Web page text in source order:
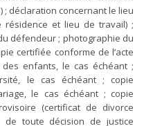
déclaration concernant le lieu
et lieu de travail) ;
défendeur ; photographie du
certifiée conforme de l’acte
enfants, le cas échéant ;
le cas échéant ; copie
le cas échéant ; copie
(certificat de divorce
de toute décision de justice